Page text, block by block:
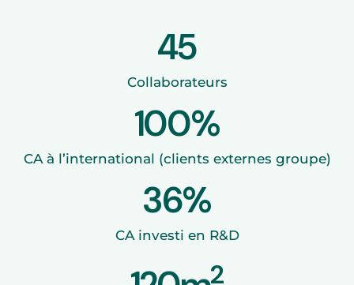
45
Collaborateurs
100%
CA à l’international (clients externes groupe)
36%
CA investi en R&D
2